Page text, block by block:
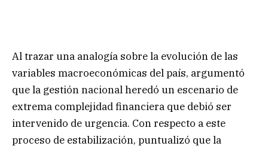
Al trazar una analogía sobre la evolución de las
variables macroeconómicas del país, argumentó
que la gestión nacional heredó un escenario de
extrema complejidad financiera que debió ser
intervenido de urgencia. Con respecto a este
proceso de estabilización, puntualizó que la